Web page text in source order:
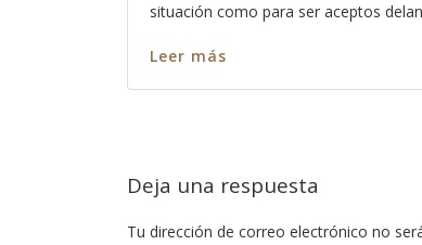
situación como para ser aceptos
Leer más
Deja una respuesta
Tu dirección de correo electrónico no